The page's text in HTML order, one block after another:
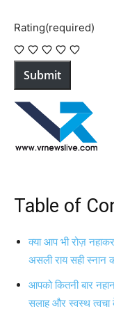
Rating(required)
Submit
Table of
क्या आप भी रोज़
असली राय सही स्नान
आपको कितनी बार
सलाह और स्वस्थ